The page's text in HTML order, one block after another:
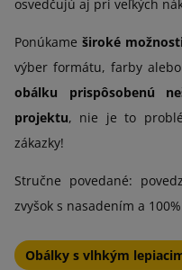
osvedčujú aj pri veľkých
Ponúkame široké
výber formátu, farby
obálku prispôsobenú
projektu, nie je to
zákazky!
Stručne povedané:
zvyšok s nasadením a
Obálky s vlhkým